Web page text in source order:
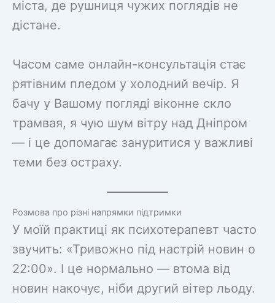
міста, де рушниця чужих поглядів не
дістане.
Часом саме онлайн-консультація стає
рятівним пледом у холодний вечір. Я
бачу у Вашому погляді віконне скло
трамвая, я чую шум вітру над Дніпром
— і це допомагає зануритися у важливі
теми без остраху.
Розмова про різні напрямки підтримки
У моїй практиці як психотерапевт часто
звучить: «Тривожно під настрій новин о
22:00». І це нормально — втома від
новин накочує, ніби другий вітер льоду.